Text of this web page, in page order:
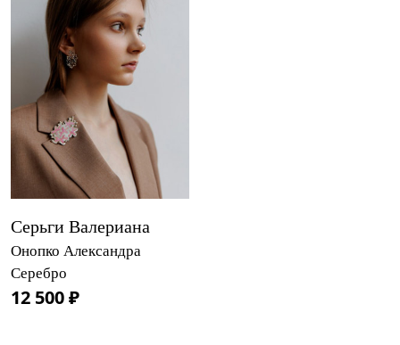
Серьги Валериана
Онопко Александра
Серебро
12 500 ₽